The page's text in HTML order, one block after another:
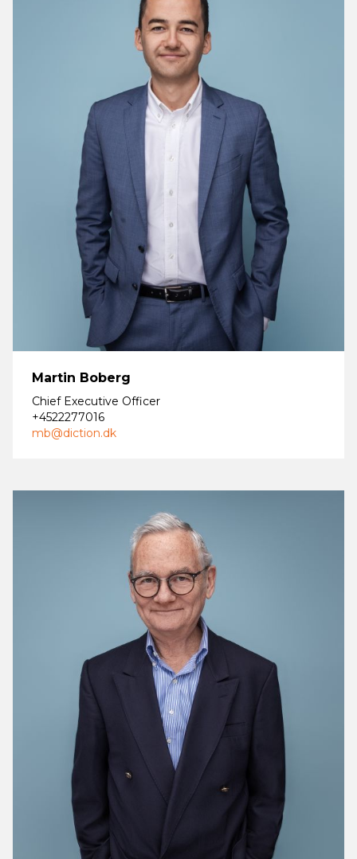
Martin Boberg
Chief Executive Officer
+4522277016
mb@diction.dk